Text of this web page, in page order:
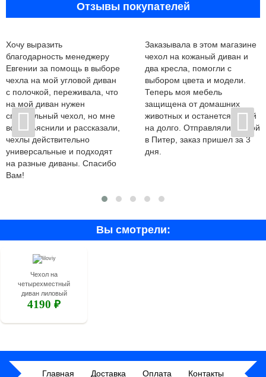
Отзывы покупателей
Хочу выразить
благодарность менеджеру
Евгении за помощь в выборе
чехла на мой угловой диван
с полочкой, переживала, что
на мой диван нужен
специальный чехол, но мне
все объяснили и рассказали,
чехлы действительно
универсальные и подходят
на разные диваны. Спасибо
Вам!
Заказывала в этом магазине
чехол на кожаный диван и
два кресла, помогли с
выбором цвета и модели.
Теперь моя мебель
защищена от домашних
животных и останется новой
на долго. Отправляли почтой
в Питер, заказ пришел за 3
дня.
Вы смотрели:
Чехол на
четырехместный
диван лиловый
4190 ₽
Главная Доставка Оплата Контакты